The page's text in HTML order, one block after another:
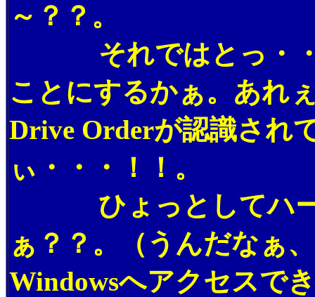
～？？。
それではとっ・・
ことにするかぁ。あれ
Drive Orderが認識され
ぃ・・・！！。
ひょっとしてハー
ぁ？？。（うんだなぁ
Windowsへアクセスで